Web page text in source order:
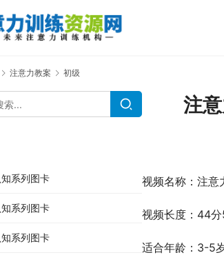
注意力教案 初级
注
视频名称：注意
视频长度：44
适合年龄：3-5
系列图卡
系列图卡
系列图卡